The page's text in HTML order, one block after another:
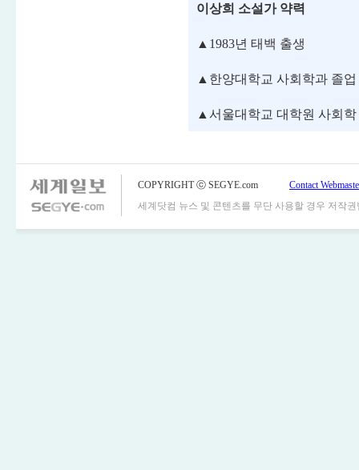
이상희 소설가 약력
▲1983년 태백 출생
▲한양대학교 사회학과 졸업
▲서울대학교 대학원 사회
COPYRIGHT ⓒ SEGYE.com
Contact
세계닷컴 뉴스 및 콘텐츠를 무단 사용할 경우 저작